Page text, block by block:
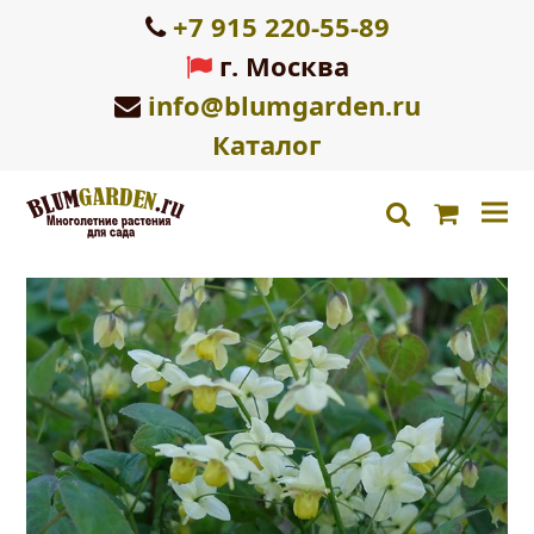
+7 915 220-55-89
г. Москва
info@blumgarden.ru
Каталог
search